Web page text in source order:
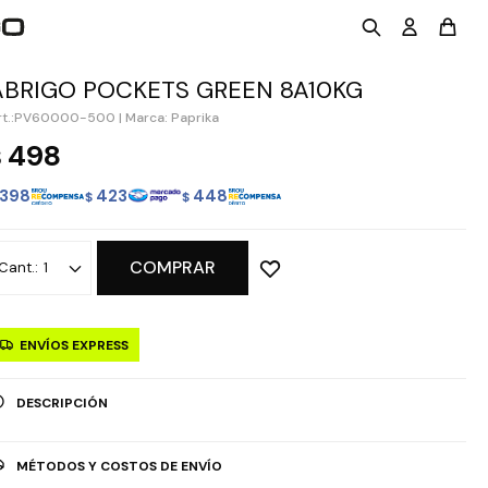
POCKETS GREEN 8A10KG
PV60000-500 | Marca: Paprika
498
398 $ 423 $ 448
1 COMPRAR
ENVÍOS EXPRESS
DESCRIPCIÓN
MÉTODOS Y COSTOS DE ENVÍO